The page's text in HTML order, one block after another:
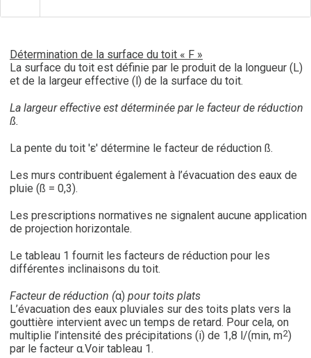
Détermination de la surface du toit « F »
La surface du toit est définie par le produit de la longueur (L)
et de la largeur effective (l) de la surface du toit.
La largeur effective est déterminée par le facteur de réduction
ß.
La pente du toit 'ε' détermine le facteur de réduction ß.
Les murs contribuent également à l’évacuation des eaux de
pluie (ß = 0,3).
Les prescriptions normatives ne signalent aucune application
de projection horizontale.
Le tableau 1 fournit les facteurs de réduction pour les
différentes inclinaisons du toit.
Facteur de réduction (α) pour toits plats
L’évacuation des eaux pluviales sur des toits plats vers la
gouttière intervient avec un temps de retard. Pour cela, on
multiplie l’intensité des précipitations (i) de 1,8 l/(min, m2)
par le facteur α.Voir tableau 1.